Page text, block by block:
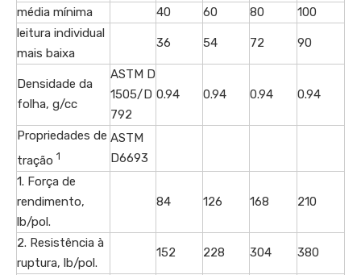
média mínima
40 60 80
100
leitura individual
mais baixa
36 54 72 90
Densidade da
folha, g/cc
ASTM D
1505/D
792
0.94 0.94 0.94 0.94
Propriedades de
tração 1
ASTM
D6693
1. Força de
rendimento,
lb/pol.
84 126 168 210
2. Resistência à
ruptura, lb/pol.
152 228 304 380